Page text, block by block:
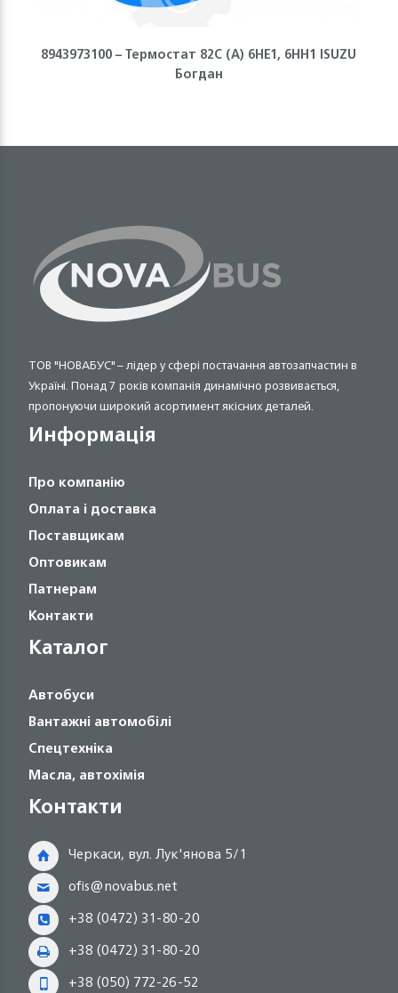
8943973100 – Термостат 82С (А) 6НЕ1, 6НН1 ISUZU
Богдан
ТОВ "НОВАБУС" – лідер у сфері постачання автозапчастин в
Україні. Понад 7 років компанія динамічно розвивається,
пропонуючи широкий асортимент якісних деталей.
Информація
Про компанію
Оплата і доставка
Поставщикам
Оптовикам
Патнерам
Контакти
Каталог
Автобуси
Вантажні автомобілі
Спецтехніка
Масла, автохімія
Контакти
Черкаси, вул. Лук'янова 5/1
ofis@novabus.net
+38 (0472) 31-80-20
+38 (0472) 31-80-20
+38 (050) 772-26-52